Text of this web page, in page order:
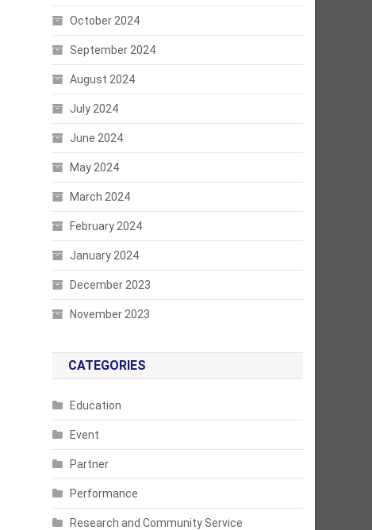
October 2024
September 2024
August 2024
July 2024
June 2024
May 2024
March 2024
February 2024
January 2024
December 2023
November 2023
CATEGORIES
Education
Event
Partner
Performance
Research and Community Service